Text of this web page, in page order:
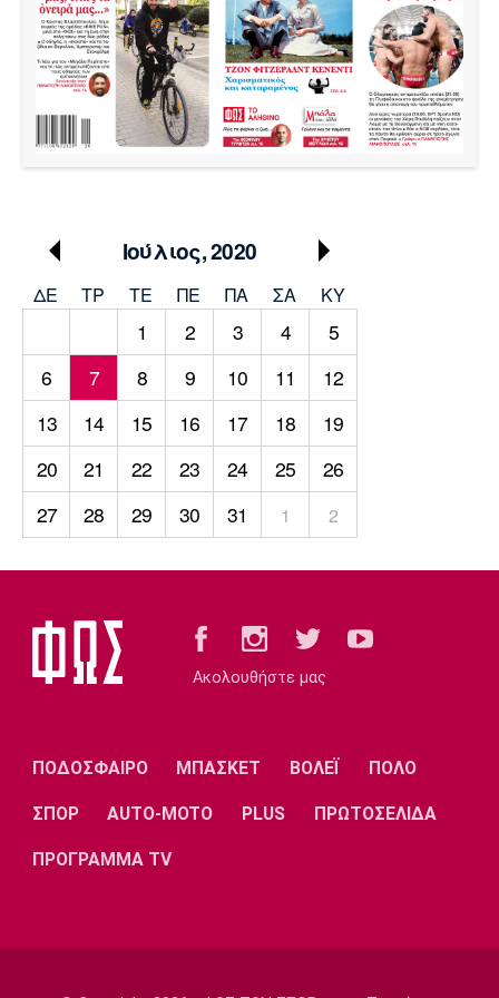
Πολιτισμός
Τραγούδια
Cine Spot
Running
Πρόγραμμα TV
Ιωνικός Κηφισιά Πανσερραϊκός
Μπαρτσελόνα
Ρεάλ
Ατλέτικο
Μάντσεστερ
Τσέλσι Άρσεναλ
Λίβερπουλ
Μάντσεστερ
Σίτι
Γιουβέντους
Μίλαν Μπάγερν
Μπορούσια
Παρί Σεν
Μαρσέιγ
Ιούλιος, 2020
ΔΕ ΤΡ TΕ ΠΕ ΠΑ ΣΑ ΚΥ
1 2 3 4
5
6
7 8 9 10 11
12
13
14 15 16 17 18
19
20
21 22 23 24 25
26
27
28 29 30 31 1 2
Ακολουθήστε μας
ΠΟΔΟΣΦΑΙΡΟ ΜΠΑΣΚΕΤ ΒΟΛΕΪ ΠΟΛΟ
ΣΠΟΡ AUTO-MOTO PLUS ΠΡΩΤΟΣΕΛΙΔΑ
ΠΡΟΓΡΑΜΜΑ TV